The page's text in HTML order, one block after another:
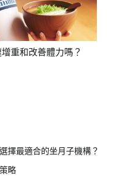
重和改善體力嗎？
擇最適合的坐月子機構？
略